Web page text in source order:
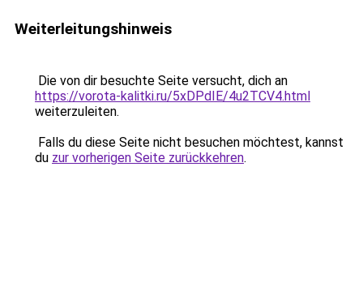
Weiterleitungshinweis
Die von dir besuchte Seite versucht, dich an
https://vorota-kalitki.ru/5xDPdIE/4u2TCV4.html
weiterzuleiten.
Falls du diese Seite nicht besuchen möchtest, kannst
du zur vorherigen Seite zurückkehren.